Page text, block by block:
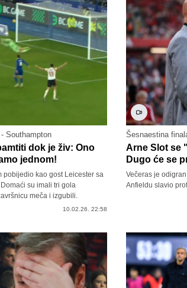
Southampton
dok je živ: Ono
jednom!
pobijedio kao gost Leicester sa
su imali tri gola
meča i izgubili.
10.02.26. 22:58
Šesnaestina
Arne Slot se
Dugo će se
Večeras je
Anfieldu slavio